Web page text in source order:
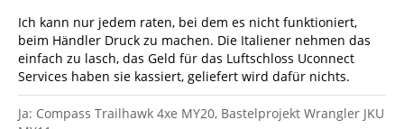
Ich kann nur jedem raten, bei dem es nicht funktioniert,
beim Händler Druck zu machen. Die Italiener nehmen das
einfach zu lasch, das Geld für das Luftschloss Uconnect
Services haben sie kassiert, geliefert wird dafür nichts.
Ja: Compass Trailhawk 4xe MY20, Bastelprojekt Wrangler JKU